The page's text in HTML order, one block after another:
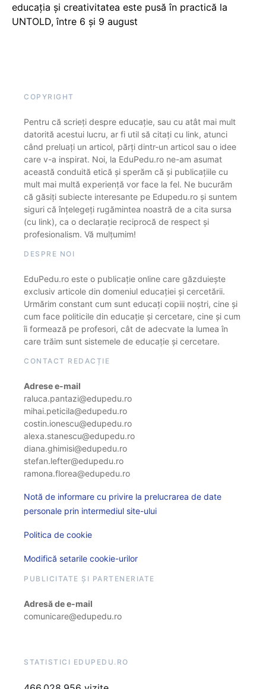
educația și creativitatea este pusă în practică la
UNTOLD, între 6 și 9 august
COPYRIGHT
Pentru că scrieți despre educație, sau cu atât mai mult
datorită acestui lucru, ar fi util să citați cu link, atunci
când preluați un articol, părți dintr-un articol sau o idee
care v-a inspirat. Noi, la EduPedu.ro ne-am asumat
această conduită etică și sperăm că și publicațiile cu
mult mai multă experiență vor face la fel. Ne bucurăm
că găsiți subiecte interesante pe Edupedu.ro și suntem
siguri că înțelegeți rugămintea noastră de a cita sursa
(cu link), ca o declarație reciprocă de respect și
profesionalism. Vă mulțumim!
DESPRE NOI
EduPedu.ro este o publicație online care găzduiește
exclusiv articole din domeniul educației și cercetării.
Urmărim constant cum sunt educați copiii noștri, cine și
cum face politicile din educație și cercetare, cine și cum
îi formează pe profesori, cât de adecvate la lumea în
care trăim sunt sistemele de educație și cercetare.
CONTACT REDACȚIE
Adrese e-mail
raluca.pantazi@edupedu.ro
mihai.peticila@edupedu.ro
costin.ionescu@edupedu.ro
alexa.stanescu@edupedu.ro
diana.ghimisi@edupedu.ro
stefan.lefter@edupedu.ro
ramona.florea@edupedu.ro
Notă de informare cu privire la prelucrarea de date
personale prin intermediul site-ului
Politica de cookie
Modifică setarile cookie-urilor
PUBLICITATE ȘI PARTENERIATE
Adresă de e-mail
comunicare@edupedu.ro
STATISTICI EDUPEDU.RO